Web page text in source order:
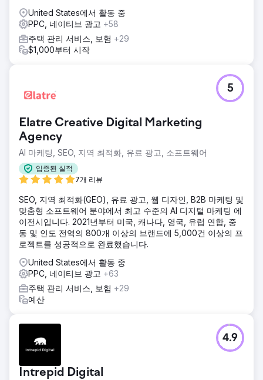
United States에서 활동 중
PPC, 네이티브 광고 +58
주택 관리 서비스, 보험 +29
$1,000부터 시작
Elatre Creative Digital Marketing
Agency
AI 마케팅, SEO, 지역 최적화, 유료 광고, 소프트웨어
입증된 실적
7개 리뷰
5
SEO, 지역 최적화(GEO), 유료 광고, 웹 디자인, B2B 마케팅 및
맞춤형 소프트웨어 분야에서 최고 수준의 AI 디지털 마케팅 에
이전시입니다. 2021년부터 미국, 캐나다, 영국, 유럽 연합, 중
동 및 인도 전역의 800개 이상의 브랜드에 5,000건 이상의 프
로젝트를 성공적으로 완료했습니다.
United States에서 활동 중
PPC, 네이티브 광고 +63
주택 관리 서비스, 보험 +29
예산
Intrepid Digital
4.9